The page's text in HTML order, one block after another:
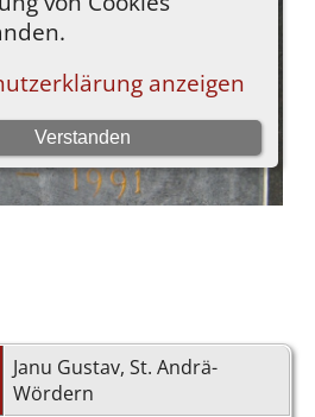
Janu Gustav, St. Andrä-
Wördern